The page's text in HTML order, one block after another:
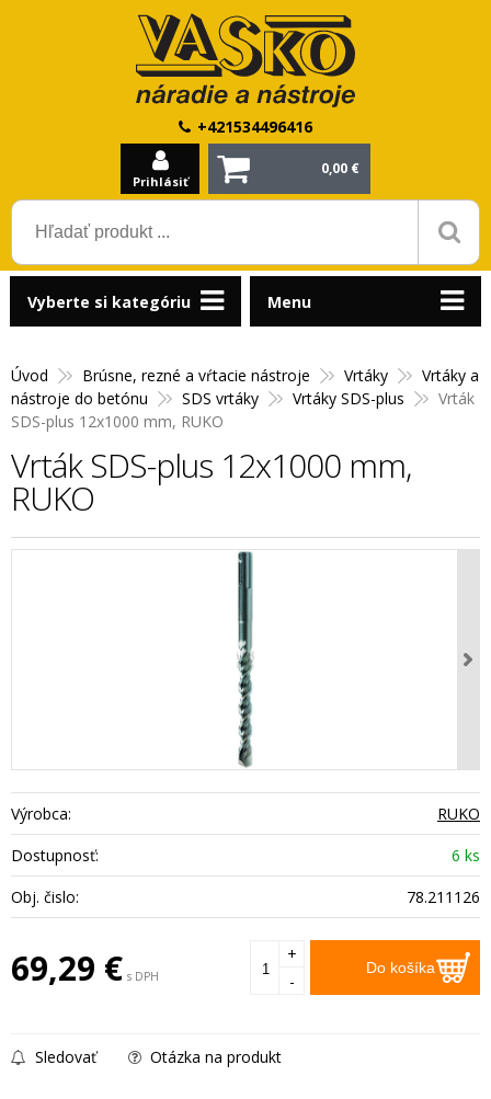
+421534496416
Prihlásiť
0,00 €
Úvod Brúsne, rezné a vŕtacie nástroje Vrtáky
Vrtáky a
nástroje do betónu
SDS vrtáky Vrtáky SDS-plus
Vrták
SDS-plus 12x1000 mm, RUKO
Vrták SDS-plus 12x1000 mm,
RUKO
Výrobca:
RUKO
Dostupnosť:
6 ks
Obj. čislo:
78.211126
69,29 € s DPH Do košíka
+
-
Sledovať Otázka na produkt
Vyberte si kategóriu Menu